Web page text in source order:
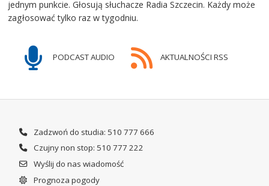
jednym punkcie. Głosują słuchacze Radia Szczecin. Każdy może
zagłosować tylko raz w tygodniu.
PODCAST AUDIO AKTUALNOŚCI RSS
Zadzwoń do studia: 510 777 666
Czujny non stop: 510 777 222
Wyślij do nas wiadomość
Prognoza pogody